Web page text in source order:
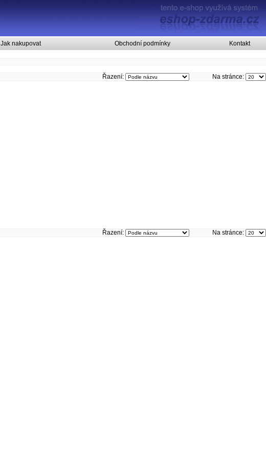
Jak nakupovat Obchodní podmínky Kontakt
Řazení:
Na stránce:
Řazení: Na stránce: